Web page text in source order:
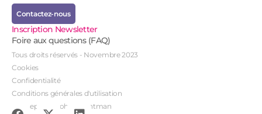
Contactez-nous
Inscription Newsletter
Foire aux questions (FAQ)
Tous droits réservés - Novembre 2023
Cookies
Confidentialité
Conditions générales d'utilisation
Conception : John Brightman